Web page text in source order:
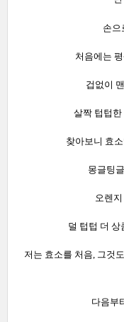
손으
처음에는
겁없이
살짝 텁텁
찾아보니 효
몽글팅
오렌
덜 텁텁 더
저는 효소를 처음, 그것
다음부